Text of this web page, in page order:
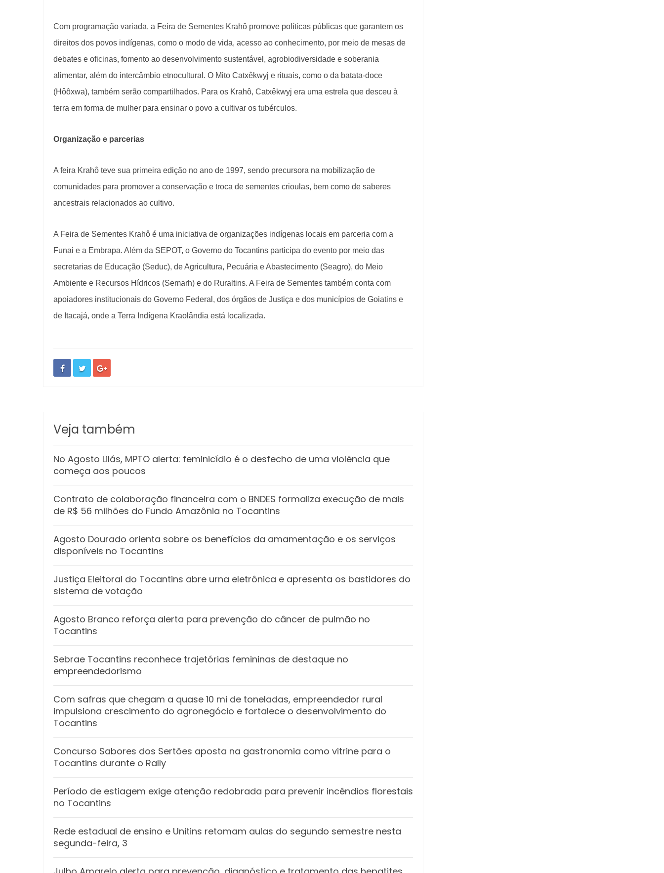
Com programação variada, a Feira de Sementes Krahô promove políticas públicas que garantem os
direitos dos povos indígenas, como o modo de vida, acesso ao conhecimento, por meio de mesas de
debates e oficinas, fomento ao desenvolvimento sustentável, agrobiodiversidade e soberania
alimentar, além do intercâmbio etnocultural. O Mito Catxêkwyj e rituais, como o da batata-doce
(Hôôxwa), também serão compartilhados. Para os Krahô, Catxêkwyj era uma estrela que desceu à
terra em forma de mulher para ensinar o povo a cultivar os tubérculos.
Organização e parcerias
A feira Krahô teve sua primeira edição no ano de 1997, sendo precursora na mobilização de
comunidades para promover a conservação e troca de sementes crioulas, bem como de saberes
ancestrais relacionados ao cultivo.
A Feira de Sementes Krahô é uma iniciativa de organizações indígenas locais em parceria com a
Funai e a Embrapa. Além da SEPOT, o Governo do Tocantins participa do evento por meio das
secretarias de Educação (Seduc), de Agricultura, Pecuária e Abastecimento (Seagro), do Meio
Ambiente e Recursos Hídricos (Semarh) e do Ruraltins. A Feira de Sementes também conta com
apoiadores institucionais do Governo Federal, dos órgãos de Justiça e dos municípios de Goiatins e
de Itacajá, onde a Terra Indígena Kraolândia está localizada.
Veja também
No Agosto Lilás, MPTO alerta: feminicídio é o desfecho de uma violência que
começa aos poucos
Contrato de colaboração financeira com o BNDES formaliza execução de mais
de R$ 56 milhões do Fundo Amazônia no Tocantins
Agosto Dourado orienta sobre os benefícios da amamentação e os serviços
disponíveis no Tocantins
Justiça Eleitoral do Tocantins abre urna eletrônica e apresenta os bastidores do
sistema de votação
Agosto Branco reforça alerta para prevenção do câncer de pulmão no
Tocantins
Sebrae Tocantins reconhece trajetórias femininas de destaque no
empreendedorismo
Com safras que chegam a quase 10 mi de toneladas, empreendedor rural
impulsiona crescimento do agronegócio e fortalece o desenvolvimento do
Tocantins
Concurso Sabores dos Sertões aposta na gastronomia como vitrine para o
Tocantins durante o Rally
Período de estiagem exige atenção redobrada para prevenir incêndios florestais
no Tocantins
Rede estadual de ensino e Unitins retomam aulas do segundo semestre nesta
segunda-feira, 3